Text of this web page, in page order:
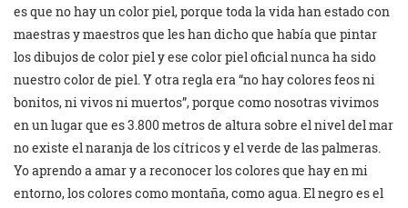
es que no hay un color piel, porque toda la vida han estado con
maestras y maestros que les han dicho que había que pintar
los dibujos de color piel y ese color piel oficial nunca ha sido
nuestro color de piel. Y otra regla era “no hay colores feos ni
bonitos, ni vivos ni muertos”, porque como nosotras vivimos
en un lugar que es 3.800 metros de altura sobre el nivel del mar
no existe el naranja de los cítricos y el verde de las palmeras.
Yo aprendo a amar y a reconocer los colores que hay en mi
entorno, los colores como montaña, como agua. El negro es el